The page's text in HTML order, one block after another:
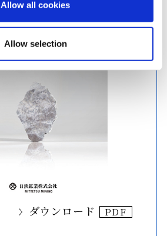
Allow all cookies
Allow selection
ダウンロード